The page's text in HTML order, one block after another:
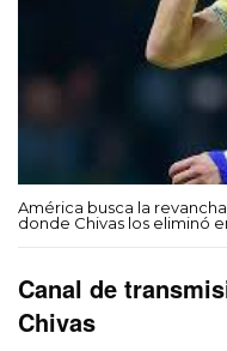
América busca la
donde Chivas los eliminó
Canal de
Chivas